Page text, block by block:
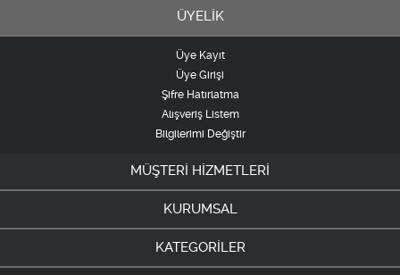
ÜYELİK
Üye Kayıt
Üye Girişi
Şifre Hatırlatma
Alışveriş Listem
Bilgilerimi Değiştir
MÜŞTERİ HİZMETLERİ
KURUMSAL
KATEGORİLER